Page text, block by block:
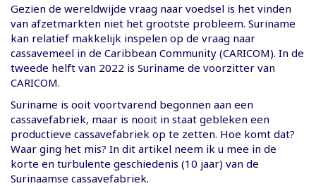
Gezien de wereldwijde vraag naar voedsel is het vinden
van afzetmarkten niet het grootste probleem. Suriname
kan relatief makkelijk inspelen op de vraag naar
cassavemeel in de Caribbean Community (CARICOM). In de
tweede helft van 2022 is Suriname de voorzitter van
CARICOM.
Suriname is ooit voortvarend begonnen aan een
cassavefabriek, maar is nooit in staat gebleken een
productieve cassavefabriek op te zetten. Hoe komt dat?
Waar ging het mis? In dit artikel neem ik u mee in de
korte en turbulente geschiedenis (10 jaar) van de
Surinaamse cassavefabriek.